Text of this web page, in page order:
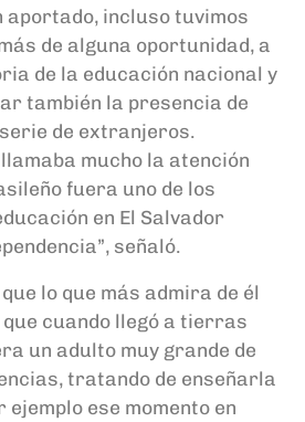
aportado, incluso tuvimos
de alguna oportunidad, a
de la educación nacional y
también la presencia de
de extranjeros.
mucho la atención
fuera uno de los
en El Salvador
señaló.
lo que más admira de él
cuando llegó a tierras
un adulto muy grande de
tratando de enseñarla
ejemplo ese momento en